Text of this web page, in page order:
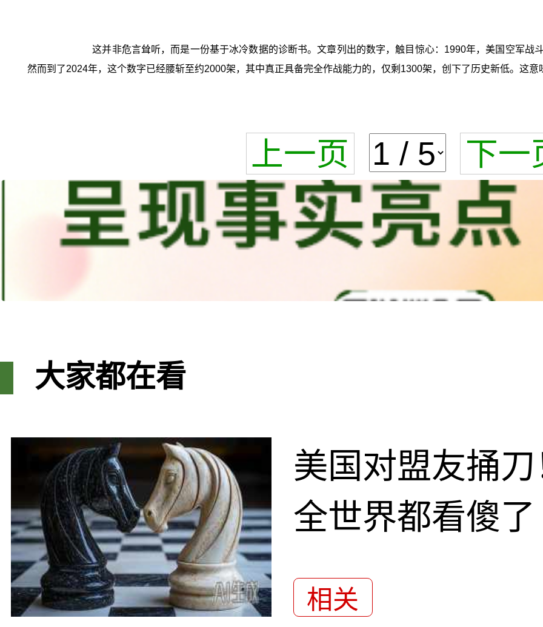
这并非危言耸听，而是一份基于冰冷数据的诊断书。文章列出的数字，触目惊心：1990年，美国空军战
然而到了2024年，这个数字已经腰斩至约2000架，其中真正具备完全作战能力的，仅剩1300架，创下了历史新低。这
上一页 下一
大家都在看
美国对盟友捅
全世界都看傻了
相关